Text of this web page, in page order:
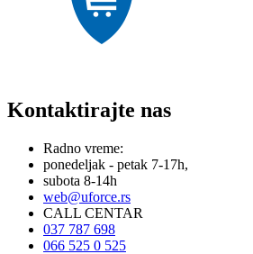
Kontaktirajte nas
Radno vreme:
ponedeljak - petak 7-17h,
subota 8-14h
web@uforce.rs
CALL CENTAR
037 787 698
066 525 0 525